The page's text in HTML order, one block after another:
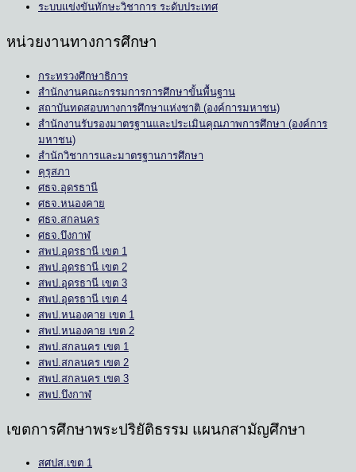
ระบบแข่งขันทักษะวิชาการ ระดับประเทศ
หน่วยงานทางการศึกษา
กระทรวงศึกษาธิการ
สำนักงานคณะกรรมการการศึกษาขั้นพื้นฐาน
สถาบันทดสอบทางการศึกษาแห่งชาติ (องค์การมหาชน)
สำนักงานรับรองมาตรฐานและประเมินคุณภาพการศึกษา (องค์การ
มหาชน)
สำนักวิชาการและมาตรฐานการศึกษา
คุรุสภา
ศธจ.อุดรธานี
ศธจ.หนองคาย
ศธจ.สกลนคร
ศธจ.บึงกาฬ
สพป.อุดรธานี เขต 1
สพป.อุดรธานี เขต 2
สพป.อุดรธานี เขต 3
สพป.อุดรธานี เขต 4
สพป.หนองคาย เขต 1
สพป.หนองคาย เขต 2
สพป.สกลนคร เขต 1
สพป.สกลนคร เขต 2
สพป.สกลนคร เขต 3
สพป.บึงกาฬ
เขตการศึกษาพระปริยัติธรรม แผนกสามัญศึกษา
สศปส.เขต 1